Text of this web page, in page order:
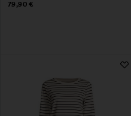
Original Price
79,90 €